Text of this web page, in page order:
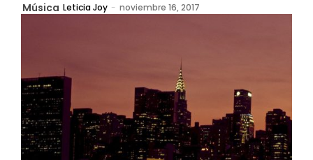
Música Leticia Joy - noviembre 16, 2017